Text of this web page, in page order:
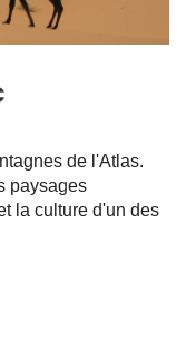
de l'Atlas.
paysages
la culture d'un des